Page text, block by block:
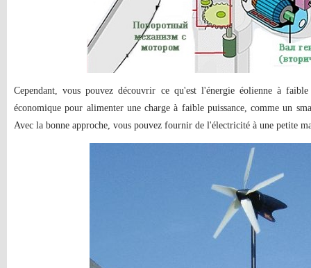
Cependant, vous pouvez découvrir ce qu'est l'énergie éolienne à
économique pour alimenter une charge à faible puissance, comme un
Avec la bonne approche, vous pouvez fournir de l'électricité à une petite